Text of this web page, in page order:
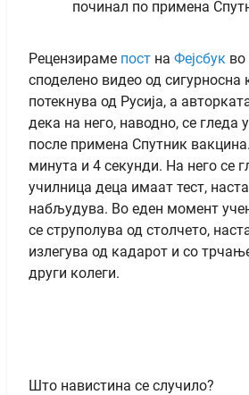
Рецензираме пост на Фејсбук во
споделено видео од
потекнува од Русија, а
дека на него, наводно, се гледа
после примена Спутник
минута и 4 секунди. На него се
училница деца имаат тест,
набљудува. Во еден момент
се струполува од столчето,
излегува од кадарот и со
други колеги.
Што навистина се случило?